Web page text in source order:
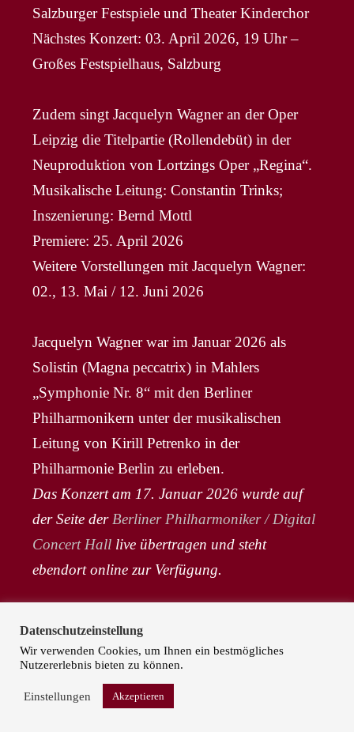
Salzburger Festspiele und Theater Kinderchor
Nächstes Konzert: 03. April 2026, 19 Uhr –
Großes Festspielhaus, Salzburg
Zudem singt Jacquelyn Wagner an der Oper
Leipzig die Titelpartie (Rollendebüt) in der
Neuproduktion von Lortzings Oper „Regina“.
Musikalische Leitung: Constantin Trinks;
Inszenierung: Bernd Mottl
Premiere: 25. April 2026
Weitere Vorstellungen mit Jacquelyn Wagner:
02., 13. Mai / 12. Juni 2026
Jacquelyn Wagner war im Januar 2026 als
Solistin (Magna peccatrix) in Mahlers
„Symphonie Nr. 8“ mit den Berliner
Philharmonikern unter der musikalischen
Leitung von Kirill Petrenko in der
Philharmonie Berlin zu erleben.
Das Konzert am 17. Januar 2026 wurde auf
der Seite der Berliner Philharmoniker / Digital
Concert Hall live übertragen und steht
ebendort online zur Verfügung.
Solistin im Konzert ‚Sortie Latino-Américaine‘
im Rahmen des Festivals ‚Les Folies Musicales‘
in Paris.
Datenschutzeinstellung
Wir verwenden Cookies, um Ihnen ein bestmögliches
Nutzererlebnis bieten zu können.
Einstellungen Akzeptieren